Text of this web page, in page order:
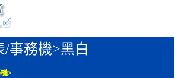
/事務機>黑白
>